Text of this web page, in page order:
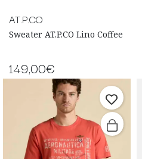
AT.P.CO
Sweater AT.P.CO Lino Coffee
149,00€